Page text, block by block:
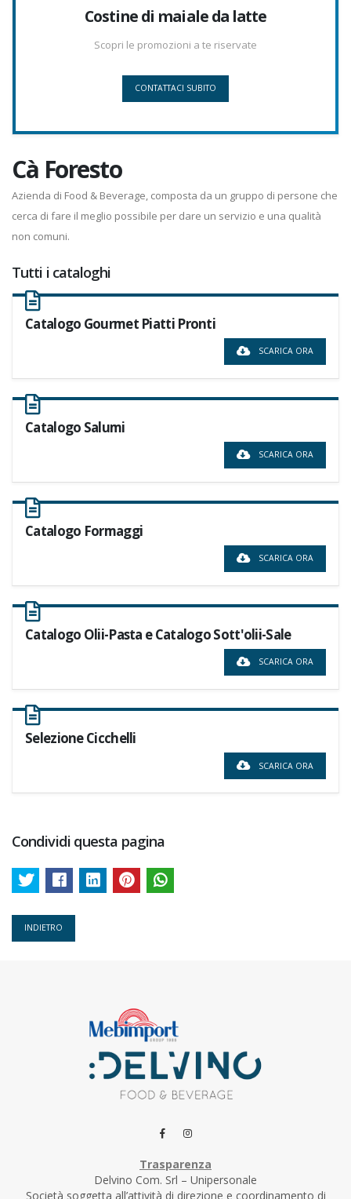
Cà Foresto
Azienda di Food & Beverage, composta da un gruppo di persone che
cerca di fare il meglio possibile per dare un servizio e una qualità
non comuni.
Tutti i cataloghi
Catalogo Gourmet Piatti Pronti
SCARICA ORA
Catalogo Salumi
SCARICA ORA
Catalogo Formaggi
SCARICA ORA
Catalogo Olii-Pasta e Catalogo Sott'olii-Sale
SCARICA ORA
Selezione Cicchelli
SCARICA ORA
Condividi questa pagina
INDIETRO
Costine di maiale da latte
Scopri le promozioni a te riservate
CONTATTACI SUBITO
Trasparenza
Delvino Com. Srl – Unipersonale
Società soggetta all’attività di direzione e coordinamento di